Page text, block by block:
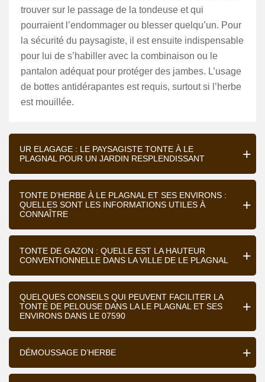
trouver sur le passage de la tondeuse et qui
pourraient l’endommager ou blesser quelqu’un. Pour
la sécurité du paysagiste, il est ensuite indispensable
pour lui de s’habiller avec la combinaison ou le
pantalon adéquat pour protéger des jambes. L’usage
de bottes antidérapantes est requis, surtout si l’herbe
est mouillée.
UR ELAGAGE : LE PAYSAGISTE TONTE À LE
PLAGNAL POUR UN JARDIN RESPLENDISSANT
TONTE D’HERBE À LE PLAGNAL ET SES ENVIRONS :
QUELLES SONT LES INFORMATIONS UTILES À
CONNAÎTRE
TONTE DE GAZON : QUELLE EST LA HAUTEUR
CONVENTIONNELLE DANS LA VILLE DE LE PLAGNAL
QUELQUES CONSEILS QUI PEUVENT FACILITER LA
TONTE DE PELOUSE DANS LA LE PLAGNAL ET SES
ENVIRONS DANS LE 07590
DÉMOUSSAGE D’HERBE